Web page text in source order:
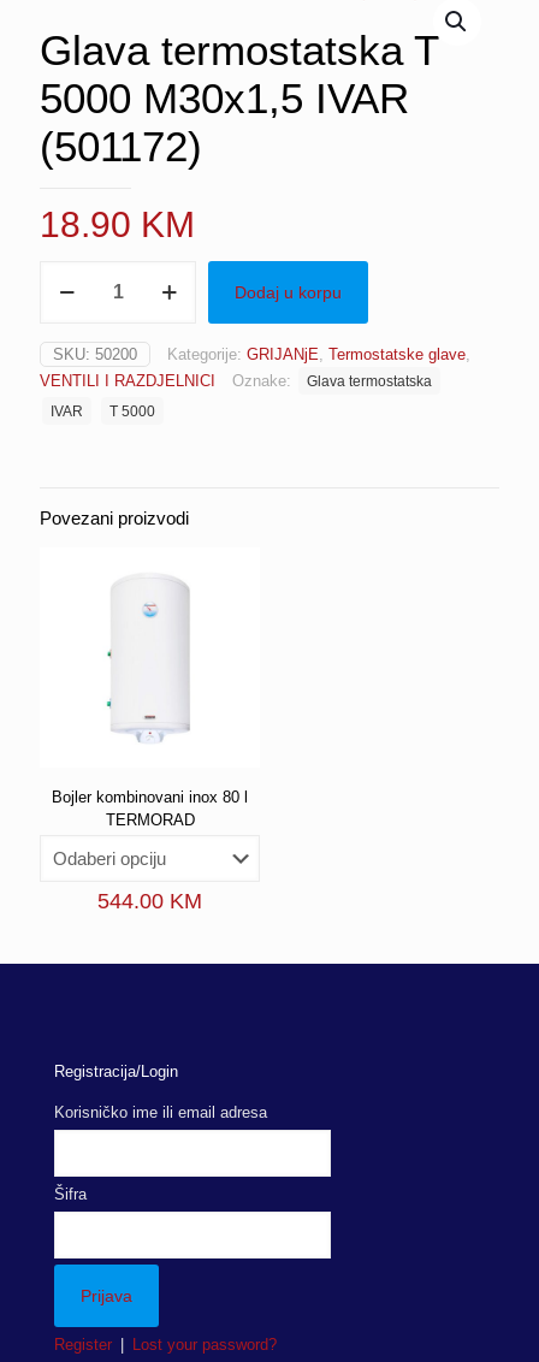
Glava termostatska T
5000 M30x1,5 IVAR
(501172)
18.90 KM
termostatska
5000
M30x1,5
IVAR
(501172)
Dodaj u korpu
SKU: 50200 Kategorije: GRIJANjE, Termostatske glave,
VENTILI I RAZDJELNICI
Oznake:
Glava termostatska
IVAR
T 5000
Povezani proizvodi
Bojler kombinovani inox 80 l
TERMORAD
544.00 KM
Registracija/Login
Korisničko ime ili email adresa
Šifra
Register Lost your password?